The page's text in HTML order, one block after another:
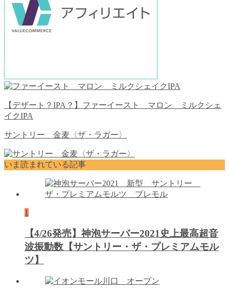
【デザート？IPA？】ファーイースト マロン ミルクシェ
イクIPA
サントリー 金麦〈ザ・ラガー〉
いま読まれている記事
1
【4/26発売】神泡サーバー2021史上最高超音
波振動数【サントリー・ザ・プレミアムモル
ツ】